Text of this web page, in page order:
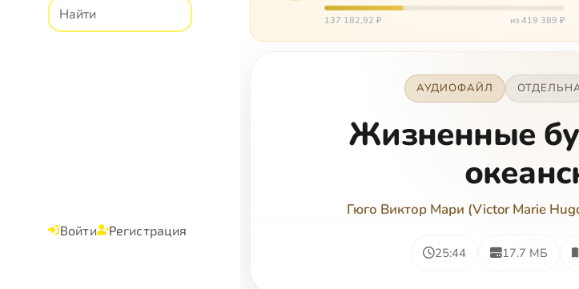
Войти Регистрация
137 182,92 ₽ из 419 389 ₽
АУДИОФАЙЛ
Жизненные
Гюго Виктор Мари (Victor Marie
25:44 17.7 МБ